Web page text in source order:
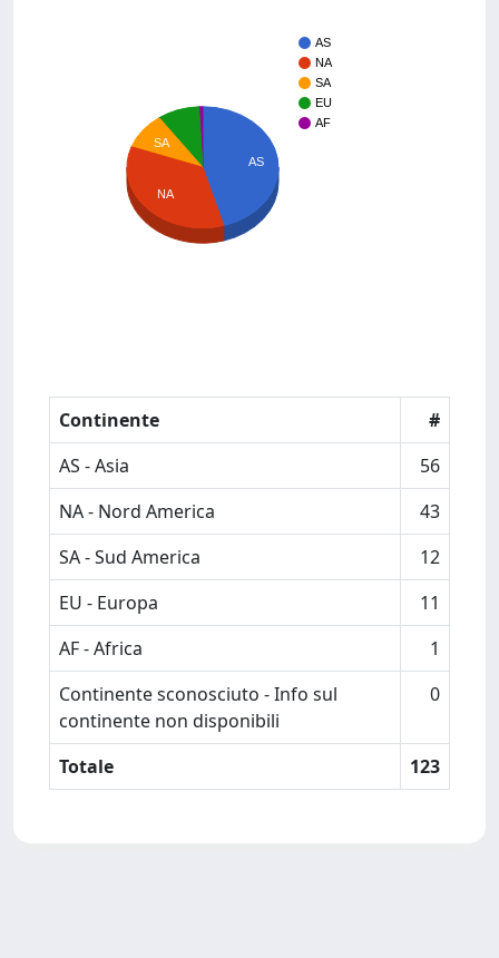
AS
NA
SA
EU
AF
AS
SA
NA
Continente
#
AS - Asia
56
NA - Nord America
43
SA - Sud America
12
EU - Europa
11
AF - Africa
1
Continente sconosciuto - Info sul
continente non disponibili
0
Totale 123